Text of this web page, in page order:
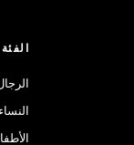
الفئة
النساء